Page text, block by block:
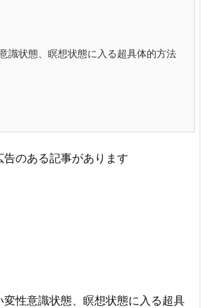
識状態、瞑想状態に入る超具体的方法
のある記事があります
性意識状態、瞑想状態に入る超具